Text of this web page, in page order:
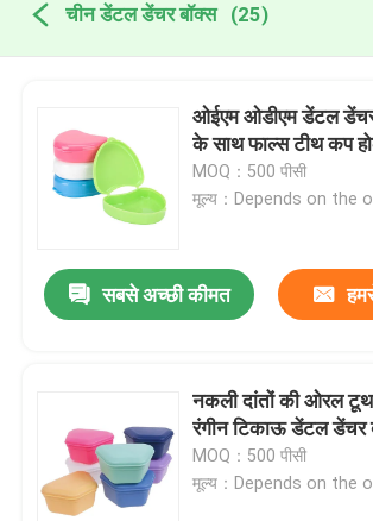
चीन डेंटल डेंचर बॉक्स (25)
ओईएम ओडीएम डेंटल डेंचर
के साथ फाल्स टीथ कप
MOQ：500 पीसी
मूल्य：Depends on the
सबसे अच्छी कीमत
नकली दांतों की ओरल
रंगीन टिकाऊ डेंटल डेंचर
MOQ：500 पीसी
मूल्य：Depends on the